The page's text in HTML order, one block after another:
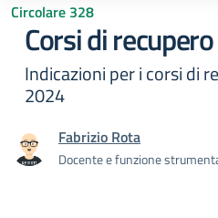
Circolare 328
Corsi di
Indicazioni per i corsi di
2024
Fabrizio Rota
Docente e funzione